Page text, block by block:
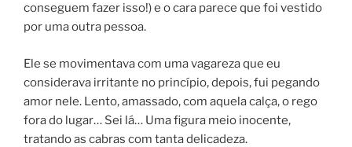
conseguem fazer isso!) e o cara parece que foi vestido
por uma outra pessoa.
Ele se movimentava com uma vagareza que eu
considerava irritante no princípio, depois, fui pegando
amor nele. Lento, amassado, com aquela calça, o rego
fora do lugar… Sei lá… Uma figura meio inocente,
tratando as cabras com tanta delicadeza.